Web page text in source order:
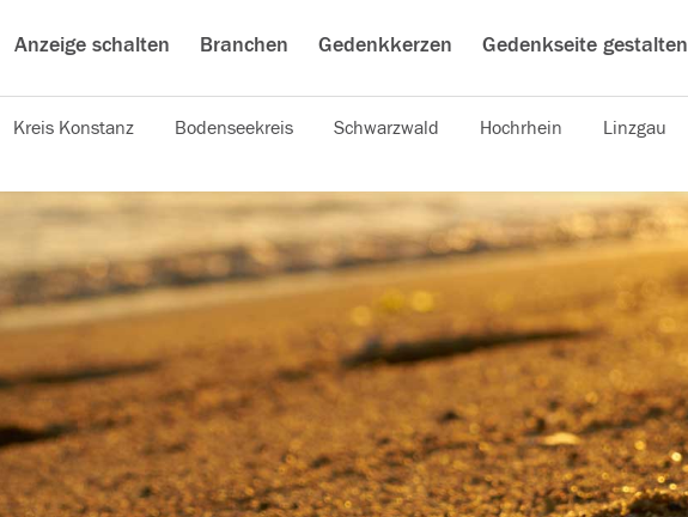
Anzeige schalten Branchen Gedenkkerzen Gedenkseite gestalten
Kreis Konstanz Bodenseekreis Schwarzwald Hochrhein Linzgau